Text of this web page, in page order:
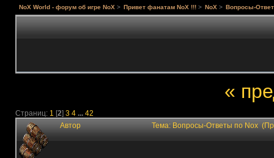
NoX World - форум об игре NoX > Привет фанатам NoX !!! > NoX > Вопросы-
«
Страниц: 1 [2] 3 4 ... 42
Автор Тема: Вопросы-Ответы по Nox